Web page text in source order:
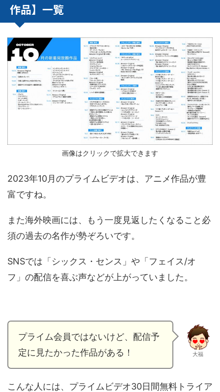
作品】一覧
画像はクリックで拡大できます
2023年10月のプライムビデオは、アニメ作品が豊
富ですね。
また海外映画には、もう一度見返したくなること必
須の過去の名作が勢ぞろいです。
SNSでは「シックス・センス」や「フェイス/オ
フ」の配信を喜ぶ声などが上がっていました。
プライム会員ではないけど、配信予
定に見たかった作品がある！
大福
こんな人には、プライムビデオ30日間無料トライア